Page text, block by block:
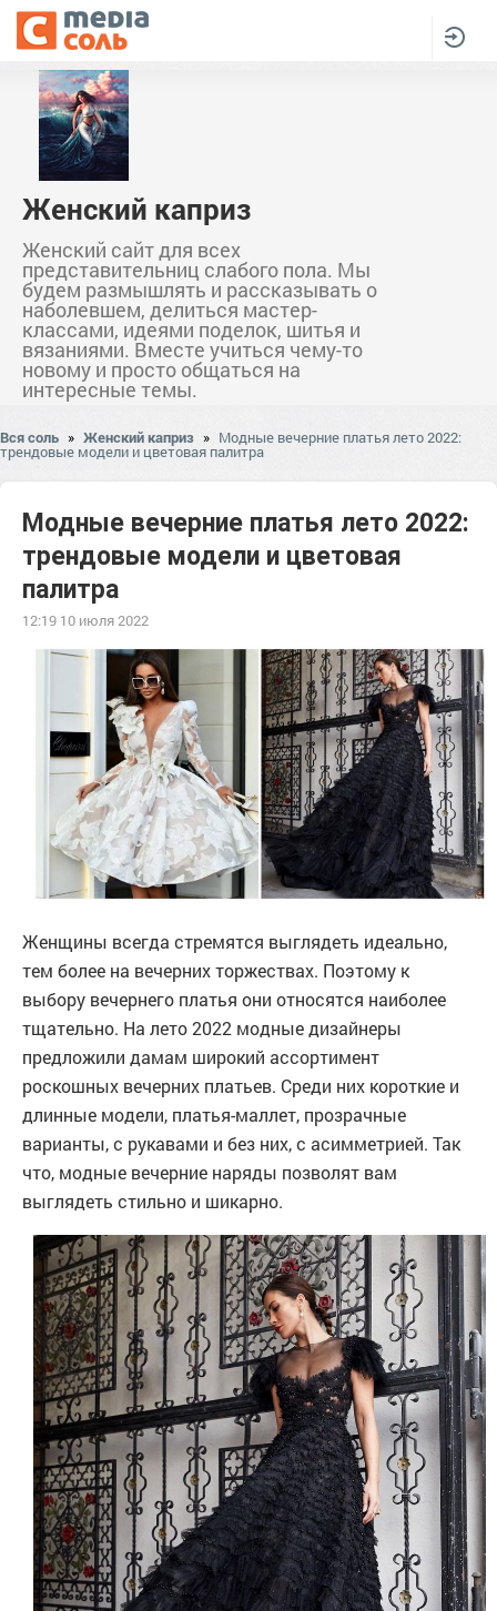
Женский каприз
Женский сайт для всех
представительниц слабого пола. Мы
будем размышлять и рассказывать о
наболевшем, делиться мастер-
классами, идеями поделок, шитья и
вязаниями. Вместе учиться чему-то
новому и просто общаться на
интересные темы.
Вся соль » Женский каприз » Модные вечерние платья лето 2022:
трендовые модели и цветовая палитра
Модные вечерние платья лето 2022:
трендовые модели и цветовая
палитра
12:19 10 июля 2022
Женщины всегда стремятся выглядеть идеально,
тем более на вечерних торжествах. Поэтому к
выбору вечернего платья они относятся наиболее
тщательно. На лето 2022 модные дизайнеры
предложили дамам широкий ассортимент
роскошных вечерних платьев. Среди них короткие и
длинные модели, платья-маллет, прозрачные
варианты, с рукавами и без них, с асимметрией. Так
что, модные вечерние наряды позволят вам
выглядеть стильно и шикарно.